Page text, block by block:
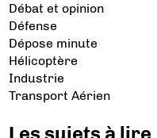
Débat et opinion
Défense
Dépose minute
Hélicoptère
Industrie
Transport Aérien